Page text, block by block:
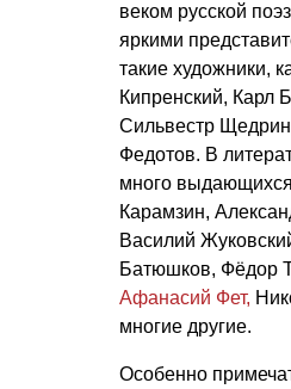
веком русской
яркими
такие художники,
Кипренский, Карл
Сильвестр
Федотов. В
много
Карамзин,
Василий
Батюшков, Фёдор
Афанасий Фет,
многие другие.
Особенно